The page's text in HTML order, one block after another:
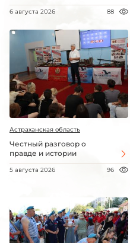
6 августа 2026 88
Астраханская область
Честный разговор о
правде и истории
5 августа 2026 96